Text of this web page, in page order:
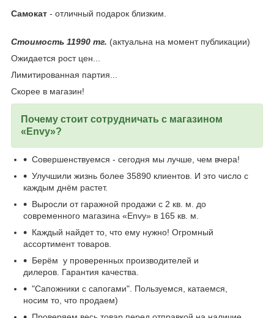
Самокат - отличный подарок близким.
Стоимость 11990 тг. (актуальна на момент публикации)
Ожидается рост цен...
Лимитированная партия...
Скорее в магазин!
Почему стоит сотрудничать с магазином
«Envy»?
Совершенствуемся - сегодня мы лучше, чем вчера!
Улучшили жизнь более 35890 клиентов. И это число с
каждым днём растет.
Выросли от гаражной продажи с 2 кв. м. до
современного магазина «Envy» в 165 кв. м.
Каждый найдет то, что ему нужно! Огромный
ассортимент товаров.
Берём у проверенных производителей и
дилеров. Гарантия качества.
"Сапожники с сапогами". Пользуемся, катаемся,
носим то, что продаем)